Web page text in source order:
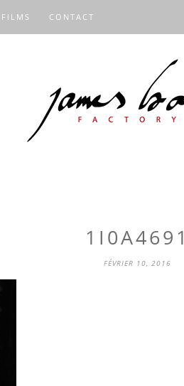
FILMS CONTACT
1I0A4691
FÉVRIER 10, 2016